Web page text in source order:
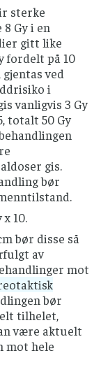
sterke
Gy i en
gitt like
fordelt på 10
ved
i
vanligvis 3 Gy
totalt 50 Gy
gis.
bør
10.
bør disse så
av
mot
bør
tilhelet,
være aktuelt
mot hele